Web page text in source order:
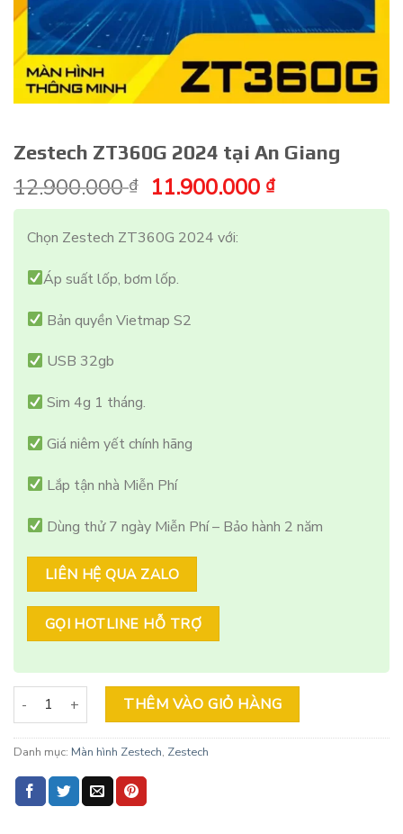
Zestech ZT360G 2024 tại An Giang
12.900.000₫ Giá
gốc
là:
12.900.000 ₫.
11.900.000 ₫Giá
hiện
Chọn Zestech ZT360G 2024 với:
Áp suất lốp, bơm lốp.
Bản quyền Vietmap S2
USB 32gb
Sim 4g 1 tháng.
Giá niêm yết chính hãng
Lắp tận nhà Miễn Phí
Dùng thử 7 ngày Miễn Phí – Bảo hành 2 năm
LIÊN HỆ QUA ZALO
GỌI HOTLINE HỖ TRỢ
Zestech ZT360G 2024 tại An Giang số lượng
THÊM VÀO GIỎ HÀNG
Danh mục: Màn hình Zestech, Zestech